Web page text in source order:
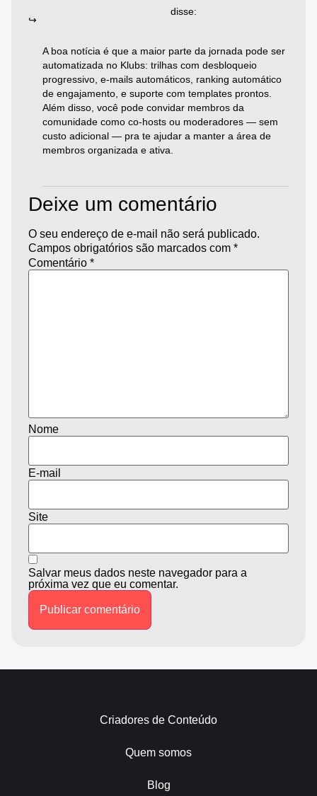
disse:
A boa notícia é que a maior parte da jornada pode ser
automatizada no Klubs: trilhas com desbloqueio
progressivo, e-mails automáticos, ranking automático
de engajamento, e suporte com templates prontos.
Além disso, você pode convidar membros da
comunidade como co-hosts ou moderadores — sem
custo adicional — pra te ajudar a manter a área de
membros organizada e ativa.
Deixe um comentário
O seu endereço de e-mail não será publicado.
Campos obrigatórios são marcados com *
Comentário *
Nome
E-mail
Site
Salvar meus dados neste navegador para a
próxima vez que eu comentar.
Criadores de Conteúdo
Quem somos
Blog